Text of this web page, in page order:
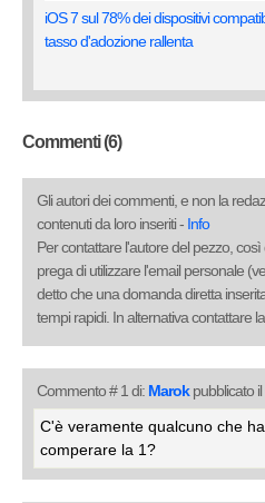
iOS 7 sul 78% dei dispositivi
tasso d'adozione rallenta
Commenti (6)
Gli autori dei commenti, e non la
contenuti da loro inseriti - Info
Per contattare l'autore del pezzo,
prega di utilizzare l'email personale
detto che una domanda diretta
tempi rapidi. In alternativa contattare
Commento # 1 di: Marokpubblicato
C'è veramente qualcuno che
comperare la 1?